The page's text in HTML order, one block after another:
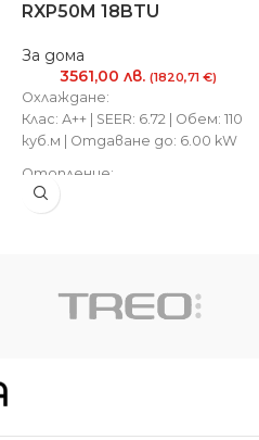
RXP50M 18BTU
За дома
3561,00 лв. (1820,71 €)
Охлаждане:
Клас: А++ | SEER: 6.72 | Обем: 110
куб.м | Отдаване до: 6.00 kW
Отопление:
Клас: А+ | SCOP: 4.10 | Обем: 100
куб.м | Отдаване до: 7.70 kW